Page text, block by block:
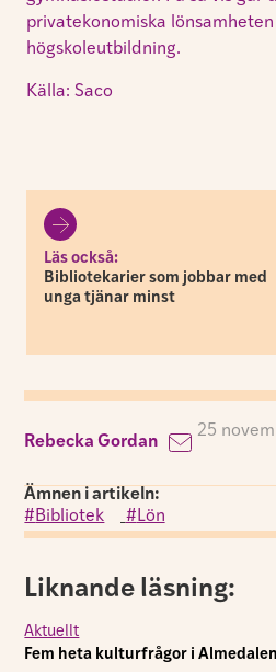
privatekonomiska
högskoleutbildning.
Källa: Saco
Läs också:
Bibliotekarier som jobbar med
unga tjänar minst
Rebecka Gordan
25
Ämnen i artikeln:
Bibliotek
Lön
Liknande läsning:
Aktuellt
Fem heta kulturfrågor i Almedalen